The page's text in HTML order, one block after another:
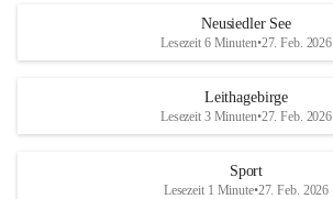
S
und den daraus folgenden wirtschaftlichen
Maßnahmen zur Bekämpfung
Rebe und der Amerikanischen
r
S
Neusiedler See
Lesezeit 6 Minuten•27. Feb. 2026
Leithagebirge
Lesezeit 3 Minuten•27. Feb. 2026
Sport
Lesezeit 1 Minute•27. Feb. 2026